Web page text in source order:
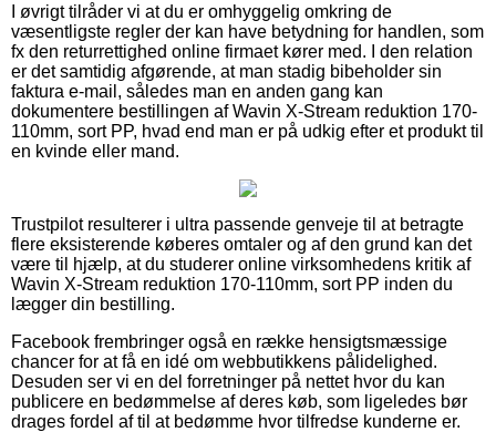
I øvrigt tilråder vi at du er omhyggelig omkring de
væsentligste regler der kan have betydning for handlen, som
fx den returrettighed online firmaet kører med. I den relation
er det samtidig afgørende, at man stadig bibeholder sin
faktura e-mail, således man en anden gang kan
dokumentere bestillingen af Wavin X-Stream reduktion 170-
110mm, sort PP, hvad end man er på udkig efter et produkt til
en kvinde eller mand.
Trustpilot resulterer i ultra passende genveje til at betragte
flere eksisterende køberes omtaler og af den grund kan det
være til hjælp, at du studerer online virksomhedens kritik af
Wavin X-Stream reduktion 170-110mm, sort PP inden du
lægger din bestilling.
Facebook frembringer også en række hensigtsmæssige
chancer for at få en idé om webbutikkens pålidelighed.
Desuden ser vi en del forretninger på nettet hvor du kan
publicere en bedømmelse af deres køb, som ligeledes bør
drages fordel af til at bedømme hvor tilfredse kunderne er.